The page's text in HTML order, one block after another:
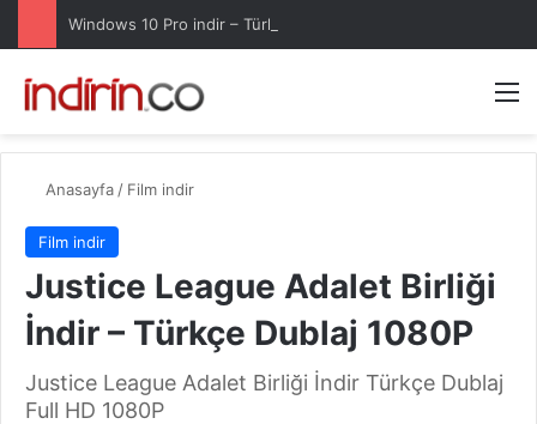
Windows 10 Pro indir – Türkçe – Güncel 2025
Anasayfa / Film indir
Film indir
Justice League Adalet Birliği
İndir – Türkçe Dublaj 1080P
Justice League Adalet Birliği İndir Türkçe Dublaj
Full HD 1080P